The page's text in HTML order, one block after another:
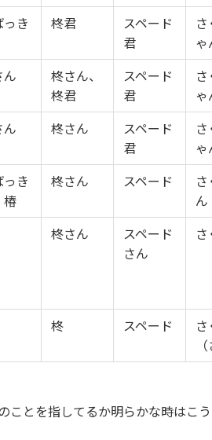
き
柊君
スペード
君
ゃ
ん
柊さん、
柊君
スペード
君
ゃ
ん 柊さん
スペード
君
ゃ
き
椿
柊さん スペード
ん
柊さん
スペード
さん
さ
柊 スペード
さ
ことを指してるか明らかな時はこ